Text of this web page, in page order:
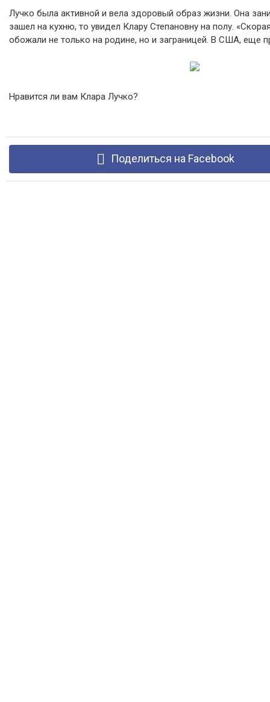
Лучко была активной и вела здоровый образ жизни. Она
зашел на кухню, то увидел Клару Степановну на полу.
обожали не только на родине, но и заграницей. В США, еще
Нравится ли вам Клара Лучко?
Поделиться на Facebook